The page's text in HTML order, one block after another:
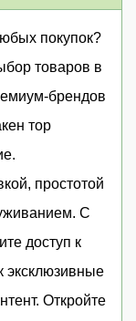
покупок?
товаров в
брендов
тор
простотой
С
доступ к
эксклюзивные
Откройте